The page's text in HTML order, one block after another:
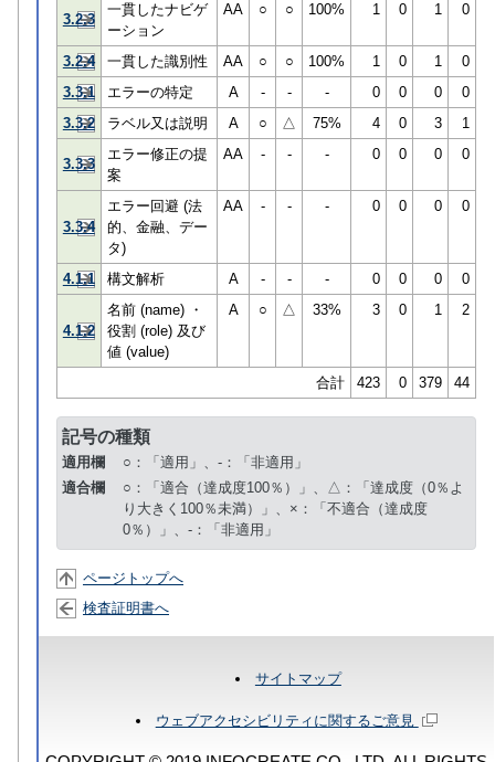
3.2.3
一貫したナビゲ
ーション
AA ○ ○ 100% 1 0 1 0
3.2.4 一貫した識別性 AA ○ ○ 100% 1 0 1
0
3.3.1
エラーの特定 A - - - 0 0 0
0
3.3.2
ラベル又は説明 A ○ △ 75% 4 0 3 1
3.3.3
エラー修正の提
案
AA - - - 0 0 0 0
3.3.4
エラー回避 (法
的、金融、デー
タ)
AA - - - 0 0 0 0
4.1.1 構文解析 A - - - 0 0 0 0
4.1.2
名前 (name) ・
役割 (role) 及び
値 (value)
A ○ △ 33% 3 0 1 2
合計 423 0 379 44
記号の種類
適用欄
○：「適用」、-：「非適用」
適合欄
○：「適合（達成度100％）」、△：「達成度（0％よ
り大きく100％未満）」、×：「不適合（達成度
0％）」、-：「非適用」
ページトップへ
検査証明書へ
サイトマップ
ウェブアクセシビリティに関するご意見